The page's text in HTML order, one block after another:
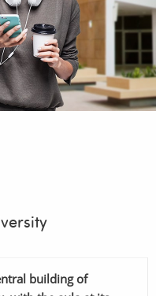
building of